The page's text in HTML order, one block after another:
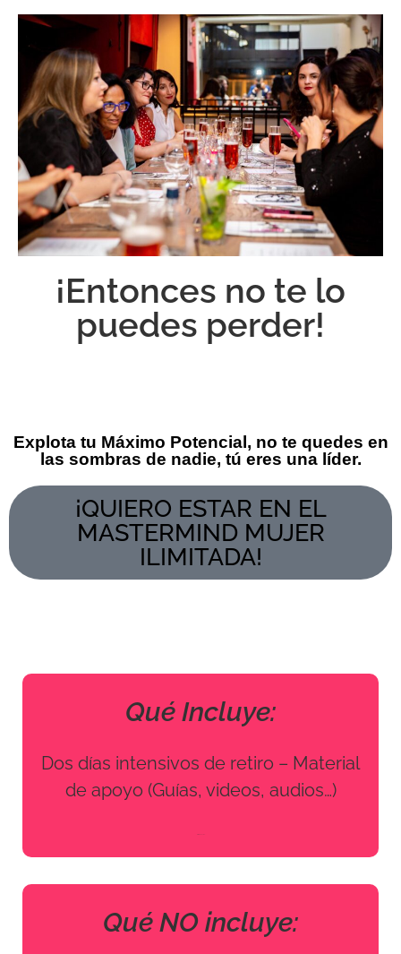
¡Entonces no te lo
puedes perder!
Explota tu Máximo Potencial, no te quedes en
las sombras de nadie, tú eres una líder.
¡QUIERO ESTAR EN EL
MASTERMIND MUJER
ILIMITADA!
Qué Incluye:
Dos días intensivos de retiro – Material
de apoyo (Guías, videos, audios…)
Qué NO incluye: